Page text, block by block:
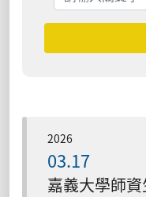
搜尋
2026
03.17